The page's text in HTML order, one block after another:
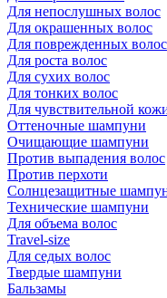
Для непослушных волос
Для окрашенных волос
Для поврежденных волос
Для роста волос
Для сухих волос
Для тонких волос
Для чувствительной
Оттеночные шампуни
Очищающие шампуни
Против выпадения волос
Против перхоти
Солнцезащитные
Технические шампуни
Для объема волос
Travel-size
Для седых волос
Твердые шампуни
Бальзамы